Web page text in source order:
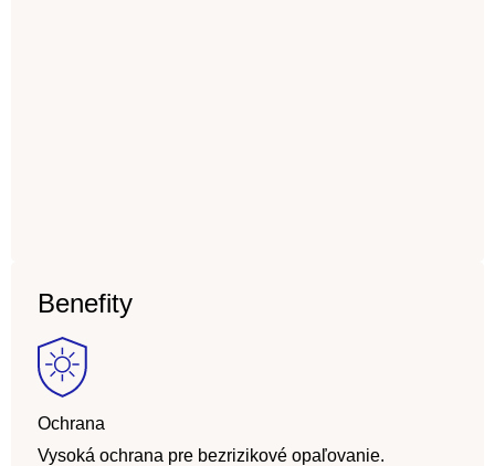
Benefity
Ochrana
Vysoká ochrana pre bezrizikové opaľovanie.